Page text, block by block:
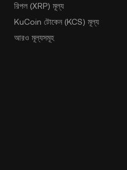
রিপল (XRP) মূল্য
KuCoin টোকেন (KCS) মূল্য
আরও মূল্যসমূহ